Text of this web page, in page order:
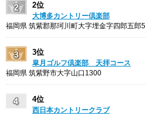
2位
大博多カントリー倶楽部
福岡県 筑紫郡那珂川町大字埋金字四郎五郎5
3位
皐月ゴルフ倶楽部 天拝コース
福岡県 筑紫野市大字山口1300
4位
西日本カントリークラブ